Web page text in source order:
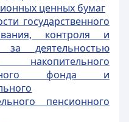
ценных бумаг
государственного
контроля и
за деятельностью
накопительного
фонда и
пенсионного